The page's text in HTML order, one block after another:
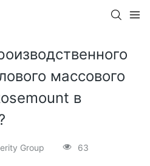
массового
в
Group 63